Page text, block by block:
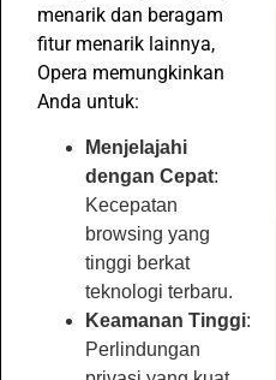
menarik dan beragam
fitur menarik lainnya,
Opera memungkinkan
Anda untuk:
Menjelajahi
dengan Cepat:
Kecepatan
browsing yang
tinggi berkat
teknologi terbaru.
Keamanan Tinggi:
Perlindungan